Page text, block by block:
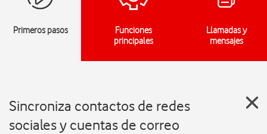
Primeros pasos
Funciones
principales
Llamadas y
mensajes
Sincroniza contactos de redes
sociales y cuentas de correo